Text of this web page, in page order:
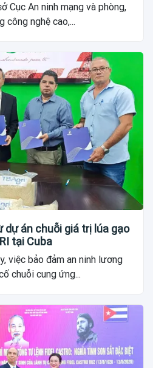
Cục An ninh mạng và phòng,
công nghệ cao,...
dự án chuỗi giá trị lúa gạo
tại Cuba
việc bảo đảm an ninh lương
chuỗi cung ứng...